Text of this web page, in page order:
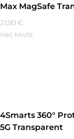
Max MagSafe
21,90 €
inkl. MwSt.
4Smarts 360°
5G Transparent